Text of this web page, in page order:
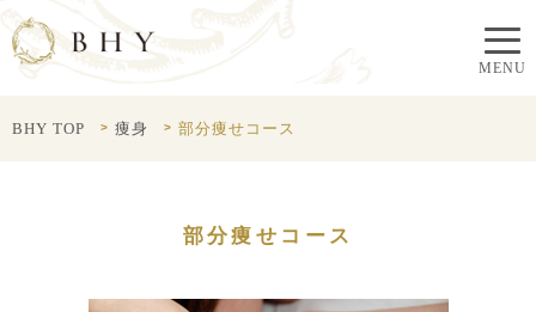
BHY TOP 痩身 部分痩せコース
部分痩せコース